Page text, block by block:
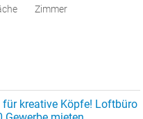
Zimmer
für kreative Köpfe! Loftbüro